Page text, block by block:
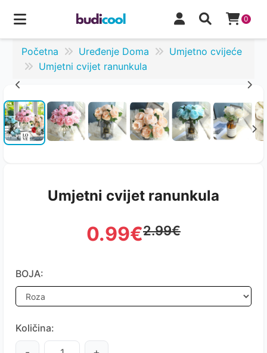
0
Početna Uređenje Doma
Umjetno cvijeće
Umjetni cvijet ranunkula
Umjetni cvijet ranunkula
0.99€2.99€
BOJA:
Količina: